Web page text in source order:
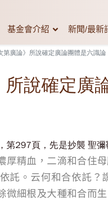
基金會介紹 新聞/最新
第廣論》所說確定廣論團體是六識論
說確定廣
第297頁，先是抄襲 聖
厚精血，二滴和合住
託。云何和合依託
微細根及大種和合而